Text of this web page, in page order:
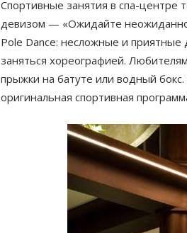
Спортивные занятия в спа-центре
девизом — «Ожидайте
Pole Dance: несложные и приятные
заняться хореографией.
прыжки на батуте или водный
оригинальная спортивная